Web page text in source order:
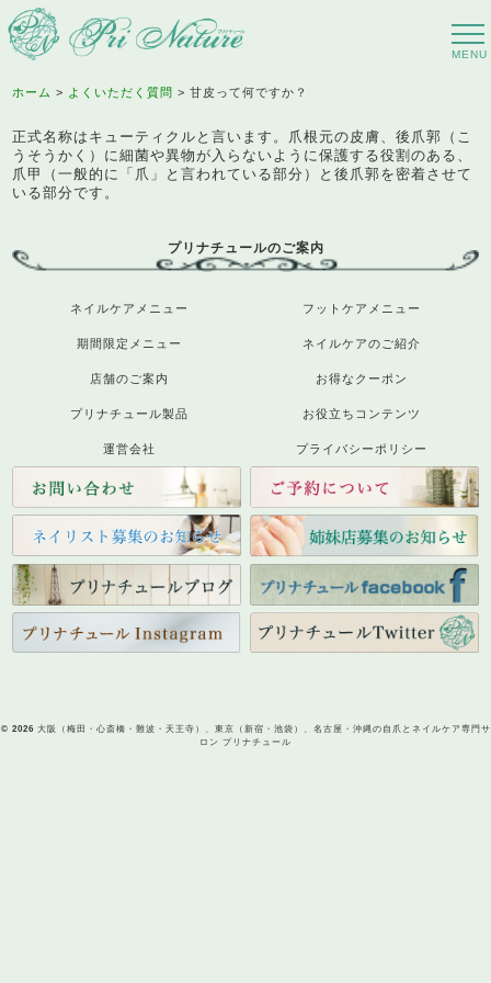
ホーム よくいただく質問 甘皮って何ですか？
正式名称はキューティクルと言います。爪根元の皮膚、後爪郭（こ
うそうかく）に細菌や異物が入らないように保護する役割のある、
爪甲（一般的に「爪」と言われている部分）と後爪郭を密着させて
いる部分です。
プリナチュールのご案内
ネイルケアメニュー フットケアメニュー
期間限定メニュー ネイルケアのご紹介
店舗のご案内 お得なクーポン
プリナチュール製品 お役立ちコンテンツ
運営会社 プライバシーポリシー
© 2026 大阪（梅田・心斎橋・難波・天王寺）、東京（新宿・池袋）、名古屋・沖縄の自爪とネイルケア専門サ
ロン プリナチュール